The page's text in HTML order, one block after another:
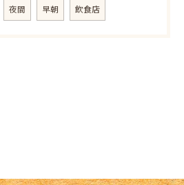
夜間 早朝 飲食店